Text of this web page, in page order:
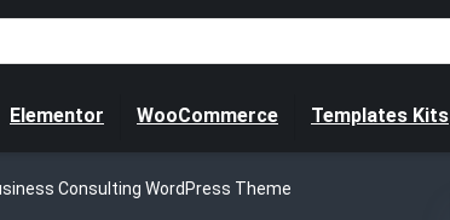
Elementor WooCommerce Templates Kits
Consulting WordPress Theme